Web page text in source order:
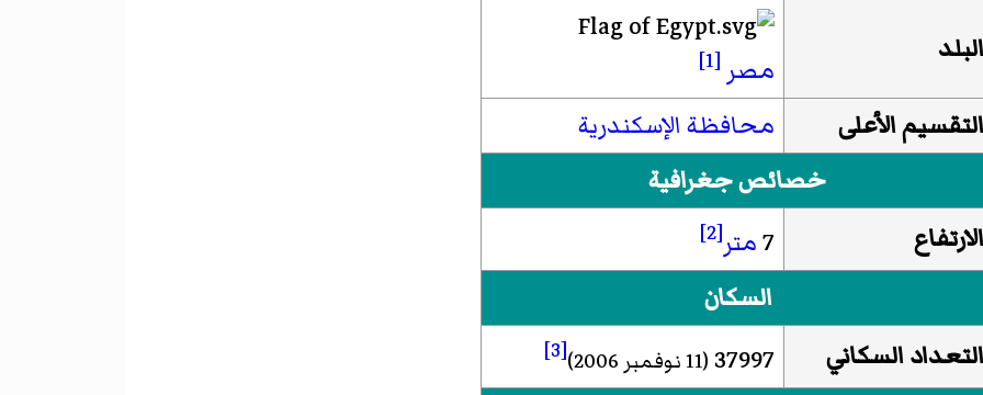
البلد
مصر [1]
التقسيم الأعلى
محافظة الإسكندرية
خصائص جغرافية
الارتفاع
7متر[2]
السكان
التعداد السكاني
37997 (11 نوفمبر 2006) [3]